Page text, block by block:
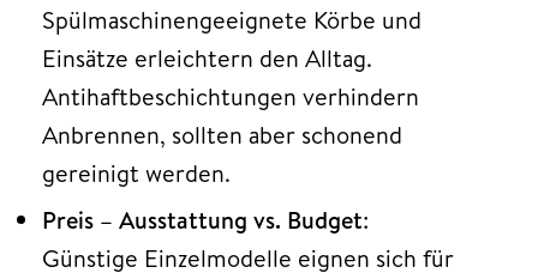
Spülmaschinengeeignete Körbe und
Einsätze erleichtern den Alltag.
Antihaftbeschichtungen verhindern
Anbrennen, sollten aber schonend
gereinigt werden.
Preis – Ausstattung vs. Budget:
Günstige Einzelmodelle eignen sich für